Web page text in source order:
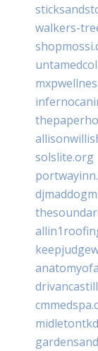
walkers-
solslite.org